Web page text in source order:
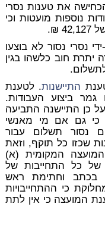
את טענות נסרי
נוספות מועטות וכי
₪.
נסרי נסור לא בוצעו
יתרת חוב כלשהו בגין
התיישנות. לטענת
ביצוע העבודות.
הסתיימו כבר בשנת 1994, ועל כן התיישנה התביעה
גם אם מי מאנשי
נסור תשלום עבור
שכזו כל תוקף, וזאת
סעיף 193 לצו המועצה המקומית (א)
של כל התחייבות של
בכתב וחתימת ראש
כי ההתחייבויות
המועצה כי אין לתת